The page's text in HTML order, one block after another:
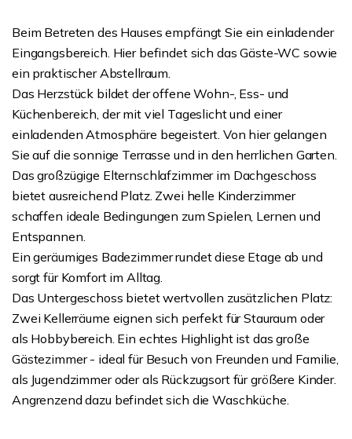
Beim Betreten des Hauses empfängt Sie ein einladender
Eingangsbereich. Hier befindet sich das Gäste-WC sowie
ein praktischer Abstellraum.
Das Herzstück bildet der offene Wohn-, Ess- und
Küchenbereich, der mit viel Tageslicht und einer
einladenden Atmosphäre begeistert. Von hier gelangen
Sie auf die sonnige Terrasse und in den herrlichen Garten.
Das großzügige Elternschlafzimmer im Dachgeschoss
bietet ausreichend Platz. Zwei helle Kinderzimmer
schaffen ideale Bedingungen zum Spielen, Lernen und
Entspannen.
Ein geräumiges Badezimmer rundet diese Etage ab und
sorgt für Komfort im Alltag.
Das Untergeschoss bietet wertvollen zusätzlichen Platz:
Zwei Kellerräume eignen sich perfekt für Stauraum oder
als Hobbybereich. Ein echtes Highlight ist das große
Gästezimmer - ideal für Besuch von Freunden und Familie,
als Jugendzimmer oder als Rückzugsort für größere Kinder.
Angrenzend dazu befindet sich die Waschküche.